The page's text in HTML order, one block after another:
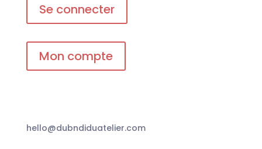
Se connecter
Mon compte
hello@dubndiduatelier.com